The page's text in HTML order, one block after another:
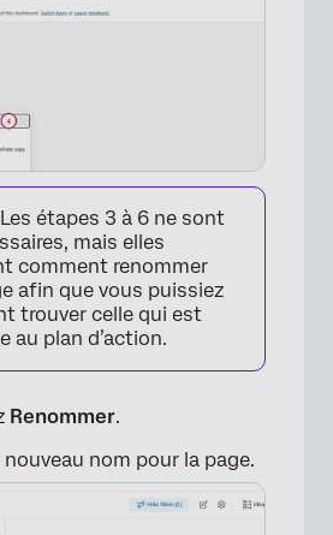
Les étapes 3 à 6 ne sont
mais elles
comment renommer
afin que vous puissiez
trouver celle qui est
au plan d’action.
Renommer.
nouveau nom pour la page.